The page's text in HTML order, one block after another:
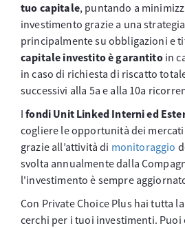
tuo capitale, puntando a
investimento grazie a una
principalmente su obbligazioni e
capitale investito è garantito in
in caso di richiesta di riscatto
successivi alla 5a e alla 10a
Ifondi Unit Linked Interni ed
cogliere le opportunità dei
grazie all’attività di monitoraggio
svolta annualmente dalla
l'investimento è sempre
Con Private Choice Plus hai tutta la
cerchi per i tuoi investimenti.